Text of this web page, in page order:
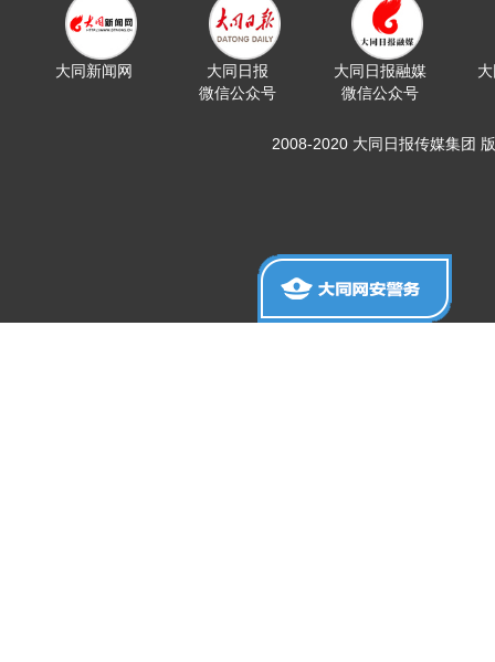
大同新闻网
大同日报
微信公众号
大同日报融媒
微信公众号
2008-2020 大同日报传媒集团